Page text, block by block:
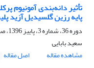
تأثیر دانه‌بندی آمونیوم
پایه رزین گلسیدیل آزید
دوره 36، شماره 3، پاییز 1396، صفحه
سعید بابایی
مشاهده مقاله
اصل مقاله